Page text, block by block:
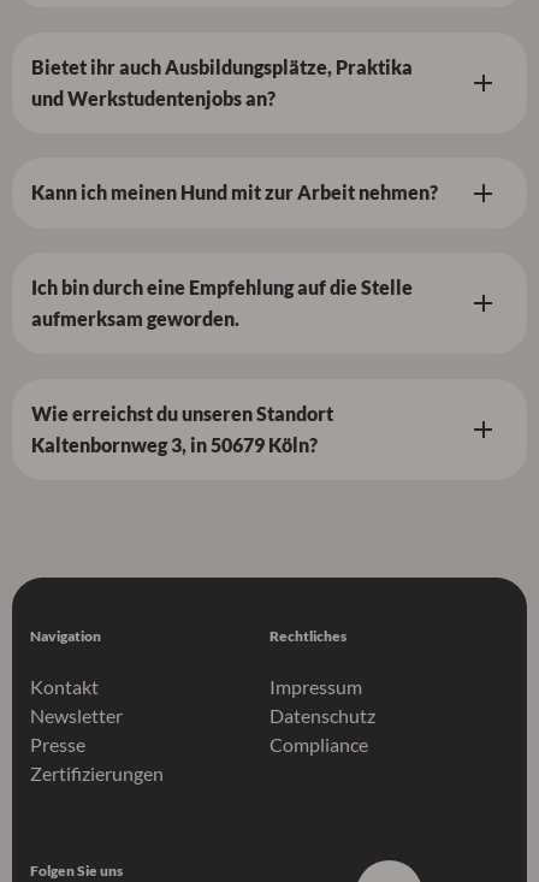
Bietet ihr auch Ausbildungsplätze, Praktika
und Werkstudentenjobs an?
Kann ich meinen Hund mit zur Arbeit nehmen?
Ich bin durch eine Empfehlung auf die Stelle
aufmerksam geworden.
Wie erreichst du unseren Standort
Kaltenbornweg 3, in 50679 Köln?
Navigation
Kontakt
Newsletter
Presse
Zertifizierungen
Rechtliches
Impressum
Datenschutz
Compliance
Folgen Sie uns